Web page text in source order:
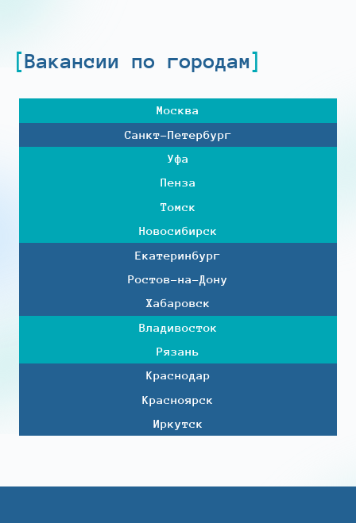
Вакансии по городам
Москва
Санкт-Петербург
Уфа
Пенза
Томск
Новосибирск
Екатеринбург
Ростов-на-Дону
Хабаровск
Владивосток
Рязань
Краснодар
Красноярск
Иркутск